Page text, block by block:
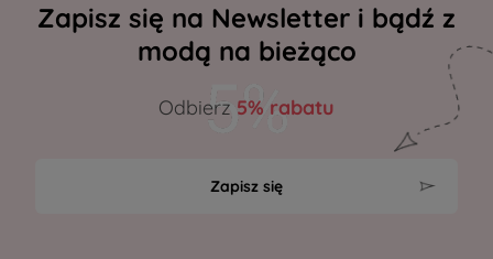
Zapisz się na Newsletter i bądź z
modą na bieżąco
Odbierz 5% rabatu
Zapisz się